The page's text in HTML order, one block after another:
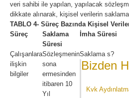
veri sahibi ile yapılan, yapılacak
dikkate alınarak, kişisel verilerin
TABLO 4- Süreç Bazında Kişisel
Süreç
Saklama
Süresi
İmha Süresi
Çalışanlara
ilişkin
bilgiler
Sözleşmenin
sona
ermesinden
itibaren 10
Yıl
Saklama s?
Bizden
Kvk